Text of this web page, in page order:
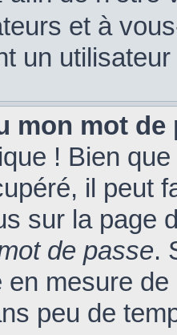
et à
un
mon mot de
! Bien
il peut
sur la page
de passe.
en mesure
peu de